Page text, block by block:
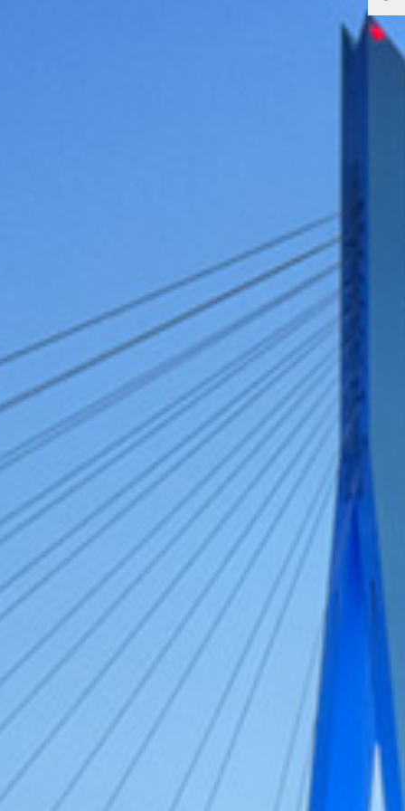
& Wirtschaftsvertretern wirksame Maßnahmen zu
bmv
Aktionswochen lenken unsere Aufmerksamkeit auf
wichtige Themen. So auch der#Blitzermarathon
Vom 3. - 9. August gibt es vermehrt Verkehrs- &
Geschwindigkeitskontrollen. Ziel: mehr
Verkehrssicherheit! Durch die erhöhte Präsenz
werden Autofahrer auf Gefahren zu schnellen
Fahrens aufmerksam. Neben solchen Aktionen,
braucht es langfristige Initiativen für mehr
Sicherheit. Mit unserer Kampagne "Runter vom
Gas" setzen wir uns für
mehrAchtungim
Straßenverkehr ein – nicht nur während der
#SpeedWeek.
bmv
Du arbeitest auf einem # Binnenschiff
oder machst
eine entsprechende Ausbildung? 🚢 Dann erstelle
von August bis Dezember 2026 6 Videos, die uns
Deinen Alltag zeigen & mach mit beim Videoblog-
#Wettbewerb. 🎬
Neben Ruhm & Ehre gibt es auch ein Preisgeld zu